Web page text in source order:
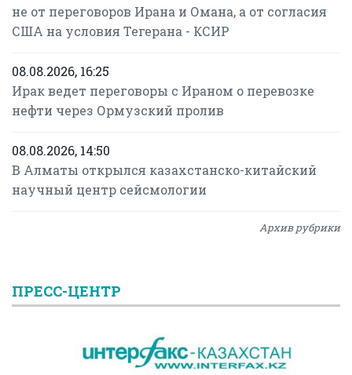
не от переговоров Ирана и Омана, а от согласия
США на условия Тегерана - КСИР
08.08.2026, 16:25
Ирак ведет переговоры с Ираном о перевозке
нефти через Ормузский пролив
08.08.2026, 14:50
В Алматы открылся казахстанско-китайский
научный центр сейсмологии
Архив рубрики
ПРЕСС-ЦЕНТР